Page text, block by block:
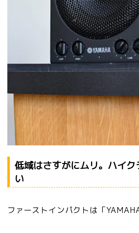
低域はさすがにムリ。ハイ
い
ファーストインパクトは「